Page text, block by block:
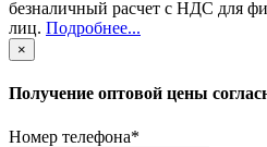
безналичный расчет с НДС для
лиц. Подробнее...
×
Получение оптовой цены
Номер телефона*